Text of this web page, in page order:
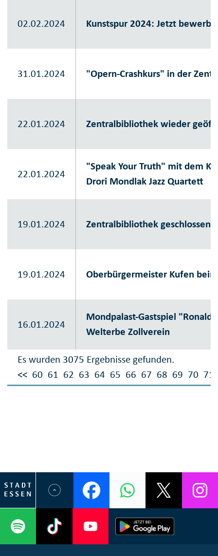
Es wurden 3075 Ergebnisse gefunden.
<< 60 61 62 63 64 65 66 67 68 69 70 71
02.02.2024 Kunstspur 2024: Jetzt
31.01.2024 "Opern-Crashkurs" in der
22.01.2024 Zentralbibliothek wieder
22.01.2024
"Speak Your Truth" mit dem
Drori Mondlak Jazz Quartett
19.01.2024 Zentralbibliothek geschlossen
19.01.2024 Oberbürgermeister Kufen
16.01.2024
Mondpalast-Gastspiel
Welterbe Zollverein